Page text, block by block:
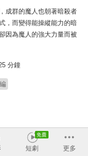
成群的魔人也朝著暗殺者
，而變得能操縱能力的暗
因為魔人的強大力量而被
分鐘
堀江瞬
短劇 更多